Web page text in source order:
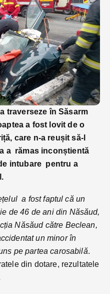
traverseze în Săsarm
a fost lovit de o
care n-a reușit să-l
a rămas inconștientă
intubare pentru a
a fost faptul că un
de 46 de ani din Năsăud,
Năsăud către Beclean,
un minor în
pe partea carosabilă.
din dotare, rezultatele